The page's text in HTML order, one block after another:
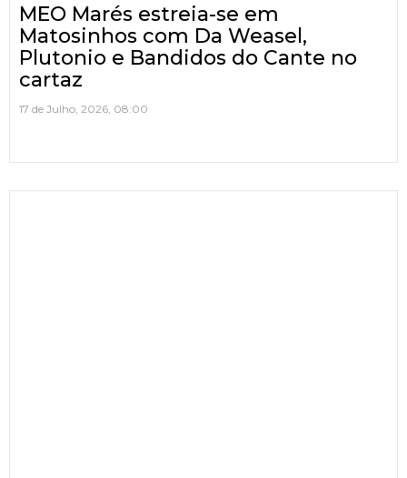
MEO Marés estreia-se em
Matosinhos com Da Weasel,
Plutonio e Bandidos do Cante no
cartaz
17 de Julho, 2026, 08:00